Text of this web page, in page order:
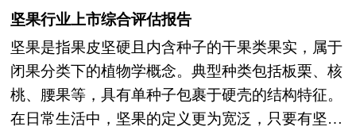
我国茶油行业的供需状况、发展现状、子行业发展
变化等进行了分析，重点分析了国内外茶油行业的
发展现状、如何面对行业的发展挑战、行业的发展
建议、行业竞争力，以及行业的投资分析和趋势预
测等等。报告还综合了茶油行业的整体发展动态，
材行业潜在的风险和防范建议进行分析。最后提出
研究者对黑色食材行业的研究观点，以供投资决策
者参考。
方向转变。消费者对于烘焙食品的原材料品质、制
越高，这促使烘焙企业不断创新和升级产品。另一
方面，烘焙行业的市场规模持续扩大，连锁化、品
牌化发展趋势明显。大型烘焙连锁品牌通过标准化
的生产流程、统一的品牌形象和广泛的市场布局，
坚果行业上市综合评估报告
坚果是指果皮坚硬且内含种子的干果类果实，属于
闭果分类下的植物学概念。典型种类包括板栗、核
桃、腰果等，具有单种子包裹于硬壳的结构特征。
在日常生活中，坚果的定义更为宽泛，只要有坚硬